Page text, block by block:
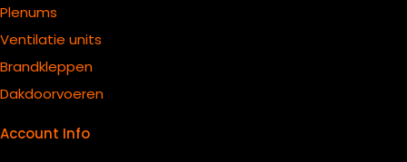
Plenums
Ventilatie units
Brandkleppen
Dakdoorvoeren
Account Info